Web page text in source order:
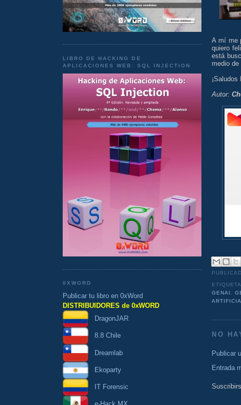
LIBRO DE HACKING DE
APLICACIONES WEB: SQL INJECTION
0XWORD
Publicar tu libro en 0xWord
DISTRIBUIDORES de 0xWORD
DragonJAR
8.8 Chile
Dreamlab
Ekoparty
IT Forensic
A mí me
quiero
está
medio
¡Saludos
Autor:
GENAI ,
NO
Publicar
Entrada